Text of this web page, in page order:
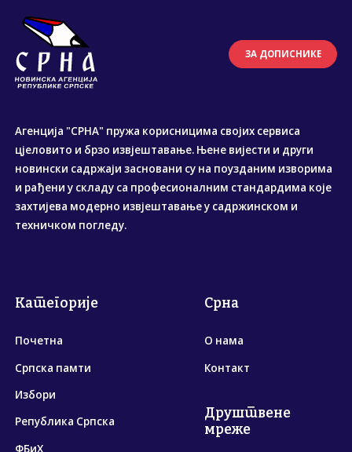
ЗА ДОПИСНИКЕ
Агенција "СРНА" пружа корисницима својих сервиса
цјеловито и брзо извјештавање. Њене вијести и други
новински садржаји засновани су на поузданим изворима
и рађени у складу са професионалним стандардима које
захтијева модерно извјештавање у садржинском и
техничком погледу.
Категорије
Почетна
Српска памти
Избори
Република Српска
ФБиХ
Срна
О нама
Контакт
Друштвене
мреже